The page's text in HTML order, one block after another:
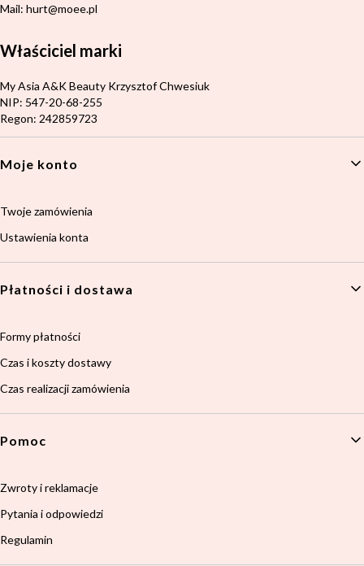
Mail: hurt@moee.pl
Właściciel marki
Adres:
My Asia A&K Beauty Krzysztof Chwesiuk
NIP: 547-20-68-255
Regon: 242859723
Moje konto
Twoje zamówienia
Ustawienia konta
Płatności i dostawa
Formy płatności
Czas i koszty dostawy
Czas realizacji zamówienia
Pomoc
Zwroty i reklamacje
Pytania i odpowiedzi
Regulamin